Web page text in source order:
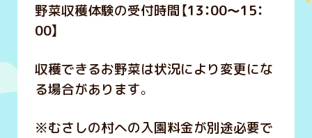
野菜収穫体験の受付時間【13：00～15：
00】
収穫できるお野菜は状況により変更にな
る場合があります。
※むさしの村への入園料金が別途必要で